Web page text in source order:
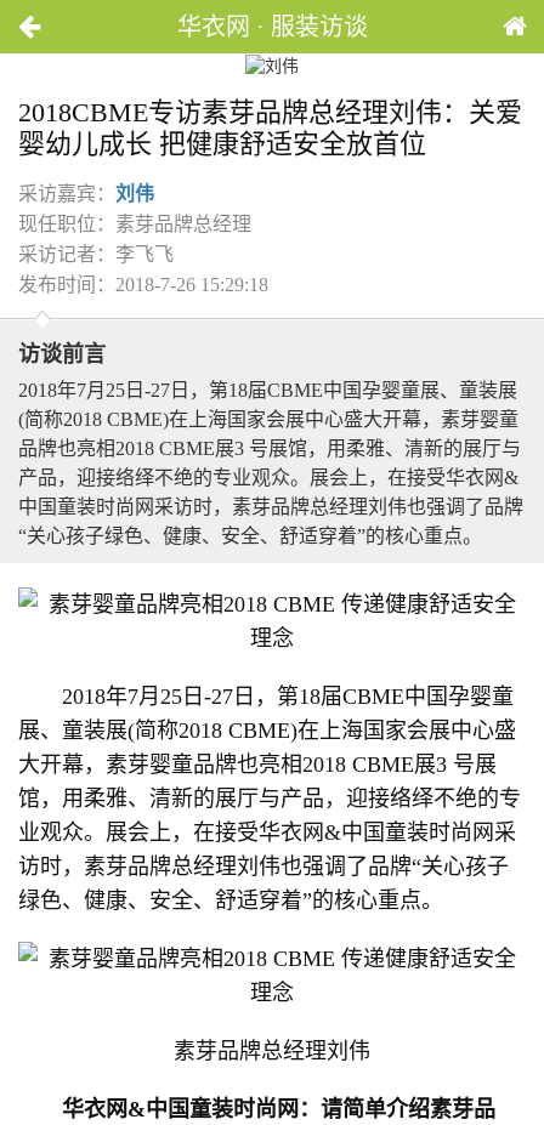
华衣网 · 服装访谈
2018CBME专访素芽品牌总经理刘伟：关爱
婴幼儿成长 把健康舒适安全放首位
采访嘉宾： 刘伟
现任职位：素芽品牌总经理
采访记者：李飞飞
发布时间：2018-7-26 15:29:18
访谈前言
2018年7月25日-27日，第18届CBME中国孕婴童展、童装展
(简称2018 CBME)在上海国家会展中心盛大开幕，素芽婴童
品牌也亮相2018 CBME展3 号展馆，用柔雅、清新的展厅与
产品，迎接络绎不绝的专业观众。展会上，在接受华衣网&
中国童装时尚网采访时，素芽品牌总经理刘伟也强调了品牌
“关心孩子绿色、健康、安全、舒适穿着”的核心重点。
2018年7月25日-27日，第18届CBME中国孕婴童
展、童装展(简称2018 CBME)在上海国家会展中心盛
大开幕，素芽婴童品牌也亮相2018 CBME展3 号展
馆，用柔雅、清新的展厅与产品，迎接络绎不绝的专
业观众。展会上，在接受华衣网&中国童装时尚网采
访时，素芽品牌总经理刘伟也强调了品牌“关心孩子
绿色、健康、安全、舒适穿着”的核心重点。
素芽品牌总经理刘伟
华衣网&中国童装时尚网：请简单介绍素芽品